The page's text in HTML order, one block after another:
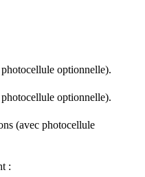
optionnelle).
optionnelle).
(avec photocellule
: